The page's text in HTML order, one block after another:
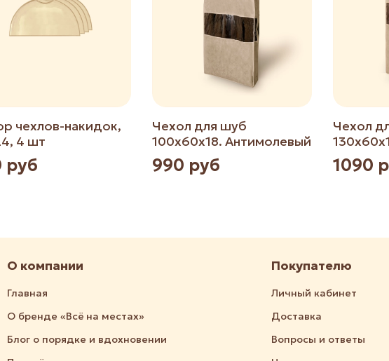
чехлов-накидок,
4 шт
руб
Чехол для шуб
100х60х18. Антимолевый
990 руб
Чехол
1090
О компании
Главная
О бренде «Всё на местах»
Блог о порядке и вдохновении
Покупателю
Личный кабинет
Доставка
Вопросы и ответы